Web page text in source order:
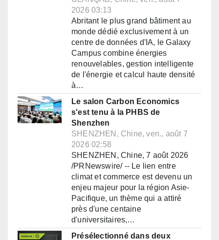
2026 03:13
Abritant le plus grand bâtiment au
monde dédié exclusivement à un
centre de données d'IA, le Galaxy
Campus combine énergies
renouvelables, gestion intelligente
de l'énergie et calcul haute densité
à…
Le salon Carbon Economics
s'est tenu à la PHBS de
Shenzhen
SHENZHEN, Chine, ven., août 7
2026 02:58
SHENZHEN, Chine, 7 août 2026
/PRNewswire/ -- Le lien entre
climat et commerce est devenu un
enjeu majeur pour la région Asie-
Pacifique, un thème qui a attiré
près d'une centaine
d'universitaires,…
Présélectionné dans deux